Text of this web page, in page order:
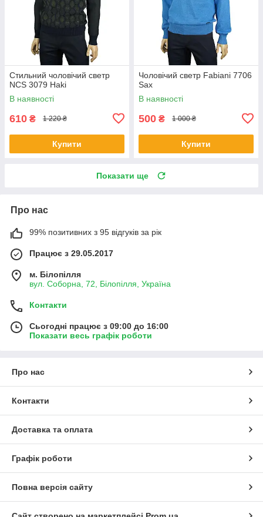
Стильний чоловічий светр
NCS 3079 Haki
В наявності
610 ₴ 1 220 ₴
Купити
Чоловічий светр Fabiani 7706
Sax
В наявності
500 ₴ 1 000 ₴
Купити
Показати ще
Про нас
99% позитивних з 95 відгуків за рік
Працює з 29.05.2017
м. Білопілля
вул. Соборна, 72, Білопілля, Україна
Контакти
Сьогодні працює з 09:00 до 16:00
Показати весь графік роботи
Про нас
Контакти
Доставка та оплата
Графік роботи
Повна версія сайту